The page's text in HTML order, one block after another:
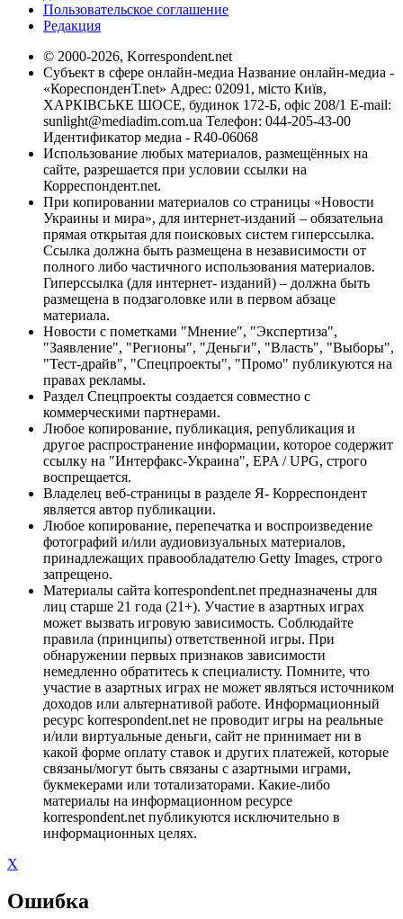
Пользовательское соглашение
Редакция
© 2000-2026, Korrespondent.net
Субъект в сфере онлайн-медиа Название онлайн-медиа -
«КореспонденТ.net» Адрес: 02091, місто Київ,
ХАРКІВСЬКЕ ШОСЕ, будинок 172-Б, офіс 208/1 E-mail:
sunlight@mediadim.com.ua Телефон: 044-205-43-00
Идентификатор медиа - R40-06068
Использование любых материалов, размещённых на
сайте, разрешается при условии ссылки на
Корреспондент.net.
При копировании материалов со страницы «Новости
Украины и мира», для интернет-изданий – обязательна
прямая открытая для поисковых систем гиперссылка.
Ссылка должна быть размещена в независимости от
полного либо частичного использования материалов.
Гиперссылка (для интернет- изданий) – должна быть
размещена в подзаголовке или в первом абзаце
материала.
Новости с пометками "Мнение", "Экспертиза",
"Заявление", "Регионы", "Деньги", "Власть", "Выборы",
"Тест-драйв", "Спецпроекты", "Промо" публикуются на
правах рекламы.
Раздел Спецпроекты создается совместно с
коммерческими партнерами.
Любое копирование, публикация, републикация и
другое распространение информации, которое содержит
ссылку на "Интерфакс-Украина", EPA / UPG, строго
воспрещается.
Владелец веб-страницы в разделе Я- Корреспондент
является автор публикации.
Любое копирование, перепечатка и воспроизведение
фотографий и/или аудиовизуальных материалов,
принадлежащих правообладателю Getty Images, строго
запрещено.
Материалы сайта korrespondent.net предназначены для
лиц старше 21 года (21+). Участие в азартных играх
может вызвать игровую зависимость. Соблюдайте
правила (принципы) ответственной игры. При
обнаружении первых признаков зависимости
немедленно обратитесь к специалисту. Помните, что
участие в азартных играх не может являться источником
доходов или альтернативой работе. Информационный
ресурс korrespondent.net не проводит игры на реальные
и/или виртуальные деньги, сайт не принимает ни в
какой форме оплату ставок и других платежей, которые
связаны/могут быть связаны с азартными играми,
букмекерами или тотализаторами. Какие-либо
материалы на информационном ресурсе
korrespondent.net публикуются исключительно в
информационных целях.
X
Ошибка